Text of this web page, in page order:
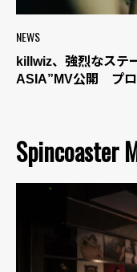
NEWS
killwiz、強烈なステ
ASIA”MV公開 プロ
Spincoaster